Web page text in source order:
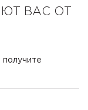
ВАС ОТ
получите